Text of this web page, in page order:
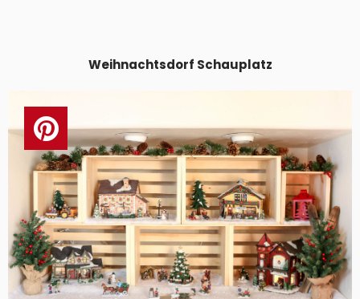
Weihnachtsdorf Schauplatz